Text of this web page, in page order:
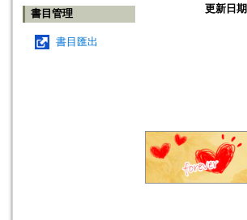
書目管理
書目匯出
更新日期